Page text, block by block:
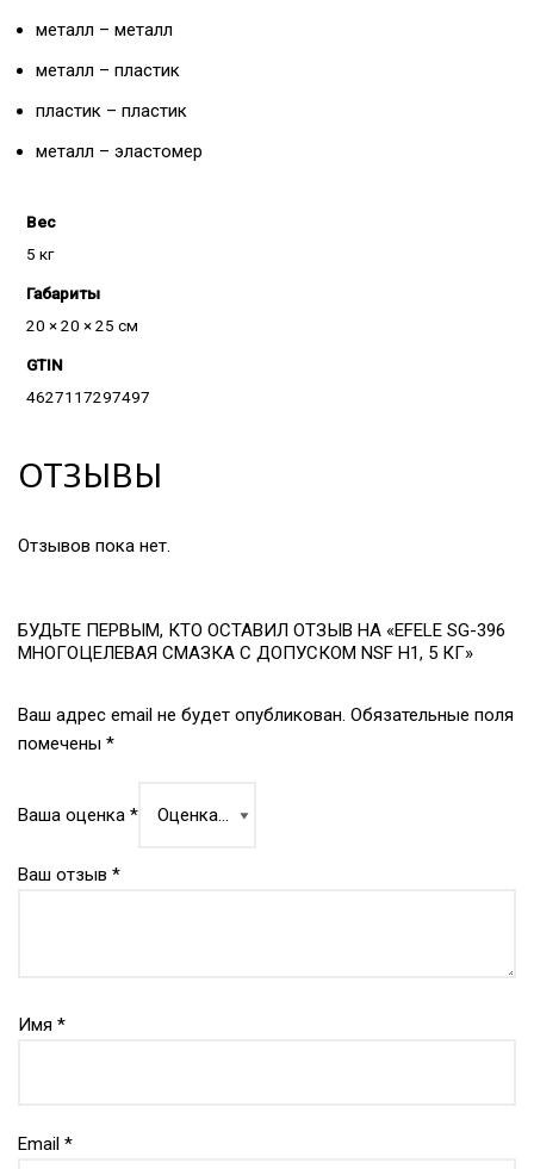
металл – металл
металл – пластик
пластик – пластик
металл – эластомер
Вес
5 кг
Габариты
20 × 20 × 25 см
GTIN
4627117297497
ОТЗЫВЫ
Отзывов пока нет.
БУДЬТЕ ПЕРВЫМ, КТО ОСТАВИЛ ОТЗЫВ НА «EFELE SG-396
МНОГОЦЕЛЕВАЯ СМАЗКА С ДОПУСКОМ NSF H1, 5 КГ»
Ваш адрес email не будет опубликован. Обязательные поля
помечены *
Ваша оценка *
Ваш отзыв *
Имя *
Email *